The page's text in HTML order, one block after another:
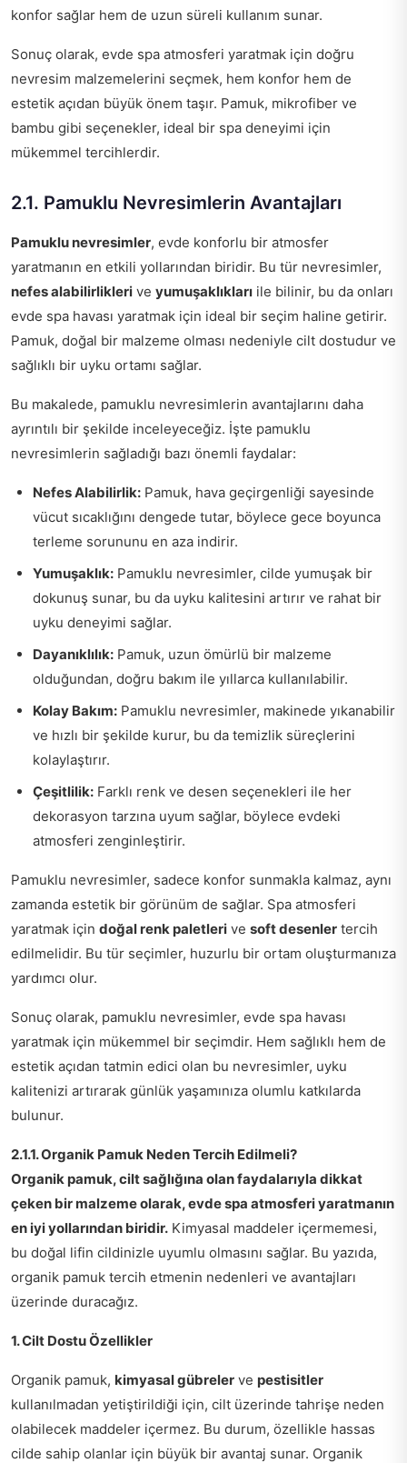
konfor sağlar hem de uzun süreli kullanım sunar.
Sonuç olarak, evde spa atmosferi yaratmak için doğru
nevresim malzemelerini seçmek, hem konfor hem de
estetik açıdan büyük önem taşır. Pamuk, mikrofiber ve
bambu gibi seçenekler, ideal bir spa deneyimi için
mükemmel tercihlerdir.
2.1. Pamuklu Nevresimlerin Avantajları
Pamuklu nevresimler, evde konforlu bir atmosfer
yaratmanın en etkili yollarından biridir. Bu tür nevresimler,
nefes alabilirlikleri ve yumuşaklıkları ile bilinir, bu da onları
evde spa havası yaratmak için ideal bir seçim haline getirir.
Pamuk, doğal bir malzeme olması nedeniyle cilt dostudur ve
sağlıklı bir uyku ortamı sağlar.
Bu makalede, pamuklu nevresimlerin avantajlarını daha
ayrıntılı bir şekilde inceleyeceğiz. İşte pamuklu
nevresimlerin sağladığı bazı önemli faydalar:
Nefes Alabilirlik: Pamuk, hava geçirgenliği sayesinde
vücut sıcaklığını dengede tutar, böylece gece boyunca
terleme sorununu en aza indirir.
Yumuşaklık: Pamuklu nevresimler, cilde yumuşak bir
dokunuş sunar, bu da uyku kalitesini artırır ve rahat bir
uyku deneyimi sağlar.
Dayanıklılık: Pamuk, uzun ömürlü bir malzeme
olduğundan, doğru bakım ile yıllarca kullanılabilir.
Kolay Bakım: Pamuklu nevresimler, makinede yıkanabilir
ve hızlı bir şekilde kurur, bu da temizlik süreçlerini
kolaylaştırır.
Çeşitlilik: Farklı renk ve desen seçenekleri ile her
dekorasyon tarzına uyum sağlar, böylece evdeki
atmosferi zenginleştirir.
Pamuklu nevresimler, sadece konfor sunmakla kalmaz, aynı
zamanda estetik bir görünüm de sağlar. Spa atmosferi
yaratmak için doğal renk paletleri ve soft desenler tercih
edilmelidir. Bu tür seçimler, huzurlu bir ortam oluşturmanıza
yardımcı olur.
Sonuç olarak, pamuklu nevresimler, evde spa havası
yaratmak için mükemmel bir seçimdir. Hem sağlıklı hem de
estetik açıdan tatmin edici olan bu nevresimler, uyku
kalitenizi artırarak günlük yaşamınıza olumlu katkılarda
bulunur.
2.1.1. Organik Pamuk Neden Tercih Edilmeli?
Organik pamuk, cilt sağlığına olan faydalarıyla dikkat
çeken bir malzeme olarak, evde spa atmosferi yaratmanın
en iyi yollarından biridir. Kimyasal maddeler içermemesi,
bu doğal lifin cildinizle uyumlu olmasını sağlar. Bu yazıda,
organik pamuk tercih etmenin nedenleri ve avantajları
üzerinde duracağız.
1. Cilt Dostu Özellikler
Organik pamuk, kimyasal gübreler ve pestisitler
kullanılmadan yetiştirildiği için, cilt üzerinde tahrişe neden
olabilecek maddeler içermez. Bu durum, özellikle hassas
cilde sahip olanlar için büyük bir avantaj sunar. Organik